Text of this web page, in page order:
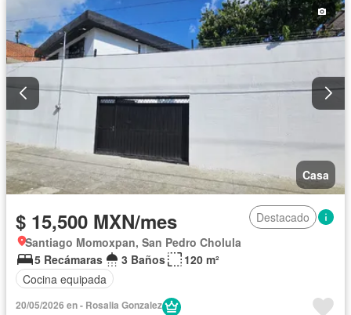
Casa
$ 15,500 MXN/mes
Destacado
Santiago Momoxpan, San Pedro Cholula
5 Recámaras
3 Baños
120 m²
Cocina equipada
20/05/2026 en - Rosalia Gonzalez